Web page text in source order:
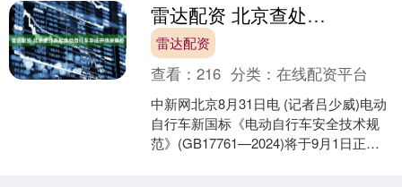
雷达配资 北京查处多起电动自行车非法拼改装案件
雷达配资
查看：216 分类：在线配资平台
中新网北京8月31日电 (记者吕少威)电动
自行车新国标《电动自行车安全技术规
范》(GB17761—2024)将于9月1日正式